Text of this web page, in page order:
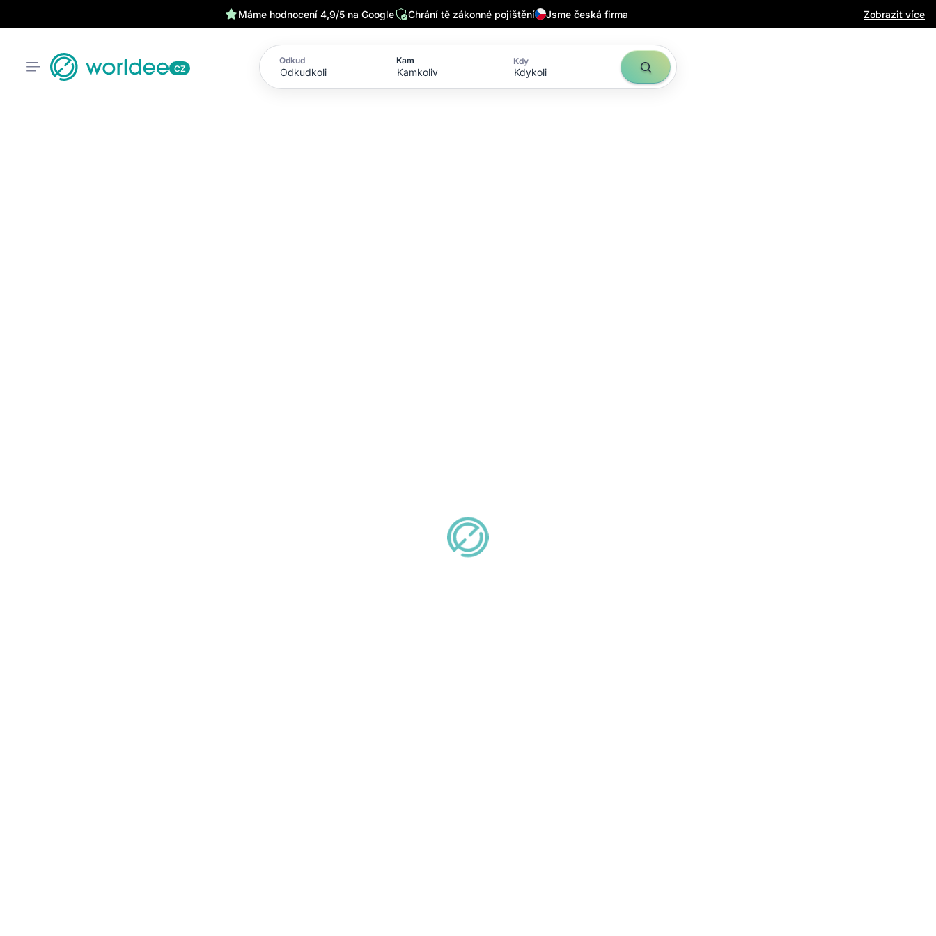
Máme hodnocení 4,9/5 na Google Chrání tě zákonné pojištění Jsme česká firma Zobrazit více
CZ
Odkud Kam Kdy
Kdykoli